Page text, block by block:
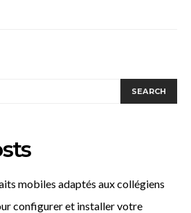
SEARCH
mobiles adaptés aux collégiens
configurer et installer votre